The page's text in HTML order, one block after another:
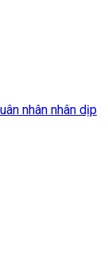
nhân nhân dịp